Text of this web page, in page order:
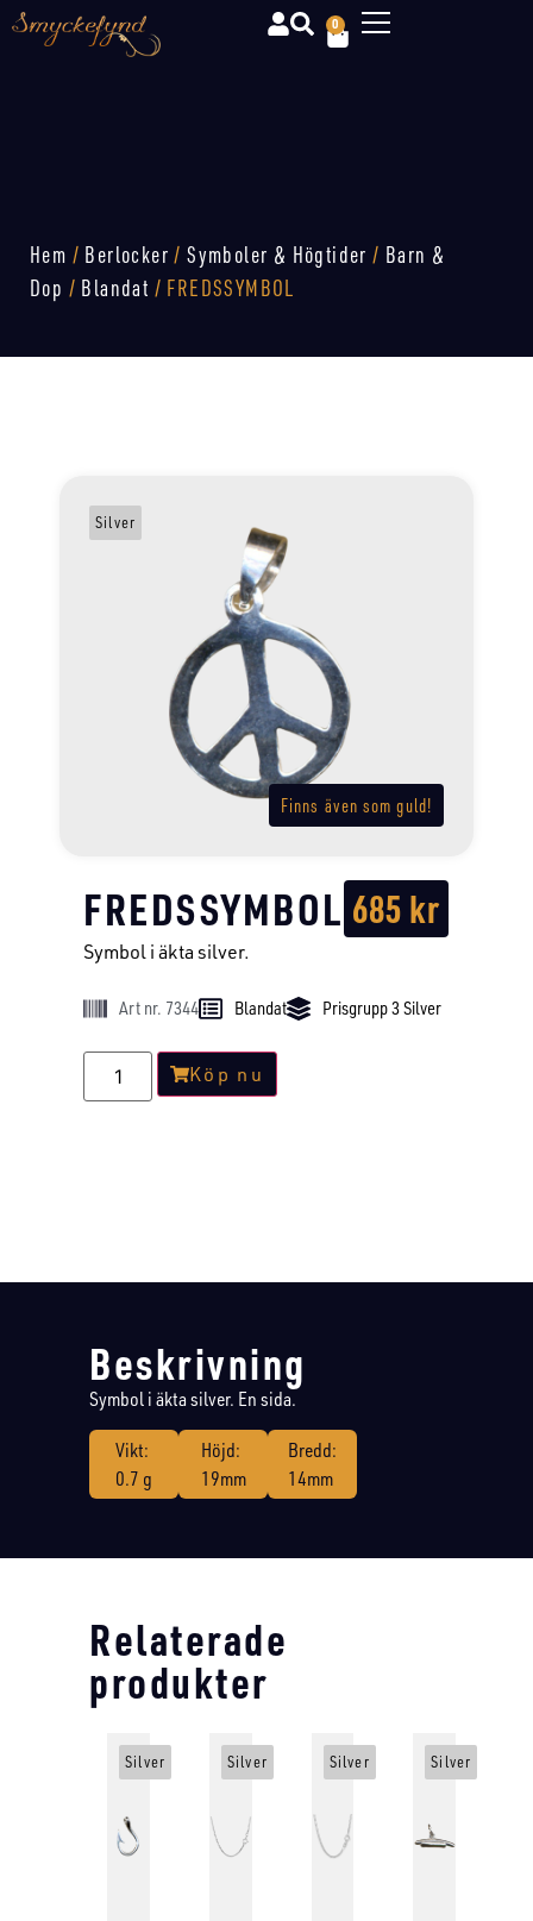
0
Hem / Berlocker /Symboler & Högtider / Barn &
Dop / Blandat / FREDSSYMBOL
Finns även som guld!
Silver
FREDSSYMBOL 685kr
Symbol i äkta silver.
Art nr. 7344 Blandat Prisgrupp 3 Silver
Köp nu
Beskrivning
Symbol i äkta silver. En sida.
Vikt:
0.7 g
Höjd:
19mm
Bredd:
14mm
Relaterade
produkter
Silver Silver Silver Silver